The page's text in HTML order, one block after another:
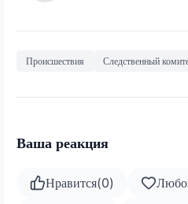
Происшествия Следственный
Ваша реакция
Нравится(0)